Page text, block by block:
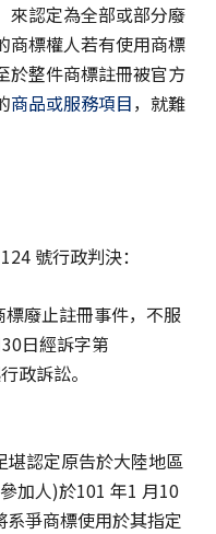
來認定為全部或部分廢
商標權人若有使用商標
於整件商標註冊被官方
商品或服務項目，就難
號行政判決：
廢止註冊事件，不服
日經訴字第
政訴訟。
堪認定原告於大陸地區
加人)於101 年1 月10
爭商標使用於其指定